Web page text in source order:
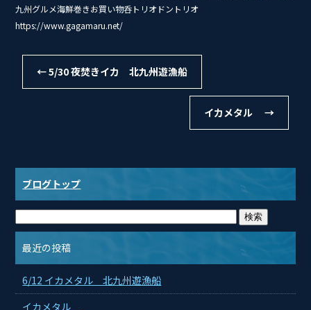
九州グルメ海鮮巻きお買い物呑トリオドントリオ
https://www.gagamaru.net/
←5/30 夜焚きイカ 北九州遊漁船
イカメタル →
ブログトップ
最近の投稿
6/12 イカメタル 北九州遊漁船
イカメタル